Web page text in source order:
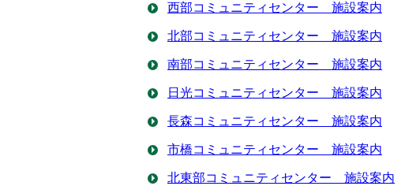
西部コミュニティセンター 施設案内
北部コミュニティセンター 施設案内
南部コミュニティセンター 施設案内
日光コミュニティセンター 施設案内
長森コミュニティセンター 施設案内
市橋コミュニティセンター 施設案内
北東部コミュニティセンター 施設案内